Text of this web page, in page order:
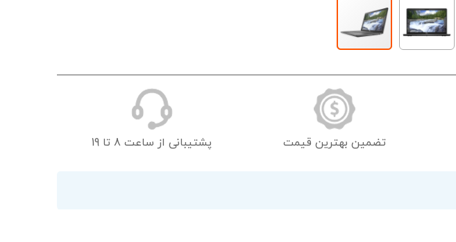
تضمین بهترین قیمت پشتیبانی از ساعت 8 تا 19